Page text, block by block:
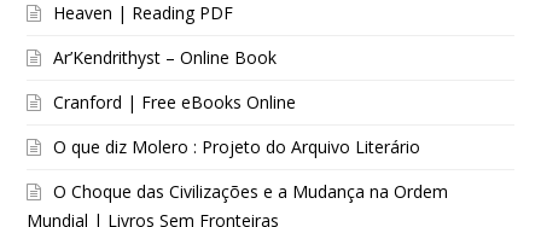
Heaven | Reading PDF
Ar’Kendrithyst – Online Book
Cranford | Free eBooks Online
O que diz Molero : Projeto do Arquivo Literário
O Choque das Civilizações e a Mudança na Ordem
Mundial | Livros Sem Fronteiras